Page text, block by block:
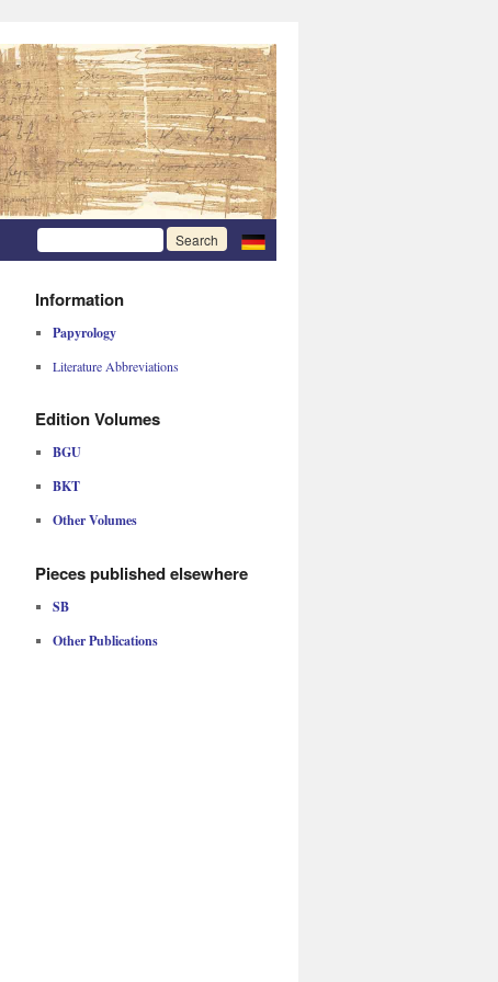
Information
Papyrology
Literature Abbreviations
Edition Volumes
BGU
BKT
Other Volumes
Pieces published elsewhere
SB
Other Publications